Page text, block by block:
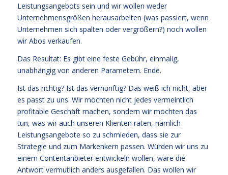
Leistungsangebots sein und wir wollen weder
Unternehmensgrößen herausarbeiten (was passiert, wenn
Unternehmen sich spalten oder vergrößern?) noch wollen
wir Abos verkaufen.
Das Resultat: Es gibt eine feste Gebühr, einmalig,
unabhängig von anderen Parametern. Ende.
Ist das richtig? Ist das vernünftig? Das weiß ich nicht, aber
es passt zu uns. Wir möchten nicht jedes vermeintlich
profitable Geschäft machen, sondern wir möchten das
tun, was wir auch unseren Klienten raten, nämlich
Leistungsangebote so zu schmieden, dass sie zur
Strategie und zum Markenkern passen. Würden wir uns zu
einem Contentanbieter entwickeln wollen, wäre die
Antwort vermutlich anders ausgefallen. Das wollen wir